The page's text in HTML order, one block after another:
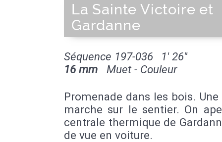
La Sainte Victoire et
Gardanne
Séquence 197-036
1' 26''
16 mm Muet - Couleur
Promenade dans les bois.
marche sur le sentier. On
centrale thermique de
de vue en voiture.